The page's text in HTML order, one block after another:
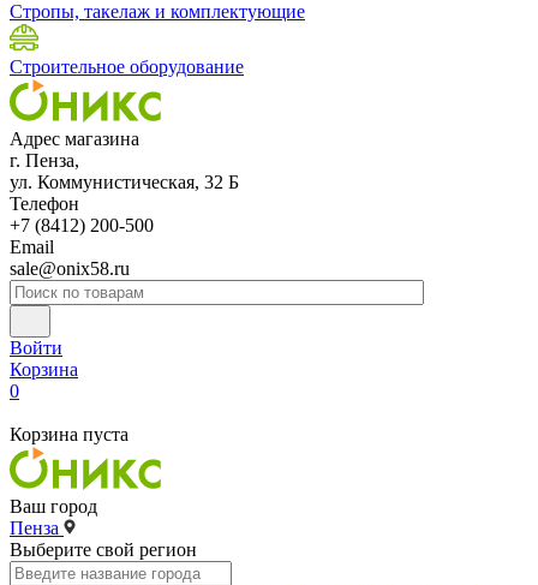
Стропы, такелаж и комплектующие
Строительное оборудование
Адрес магазина
г. Пенза,
ул. Коммунистическая, 32 Б
Телефон
+7 (8412) 200-500
Email
sale@onix58.ru
Войти
Корзина
0
Корзина пуста
Ваш город
Пенза
Выберите свой регион